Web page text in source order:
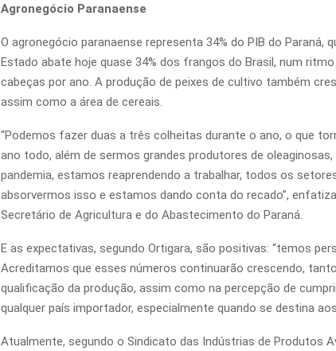
Agronegócio Paranaense
O agronegócio paranaense representa 34% do PIB do Paraná,
Estado abate hoje quase 34% dos frangos do Brasil, num
cabeças por ano. A produção de peixes de cultivo também
assim como a área de cereais.
“Podemos fazer duas a três colheitas durante o ano, o que
ano todo, além de sermos grandes produtores de
pandemia, estamos reaprendendo a trabalhar, todos os
absorvermos isso e estamos dando conta do recado”,
Secretário de Agricultura e do Abastecimento do Paraná.
E as expectativas, segundo Ortigara, são positivas: “temos
Acreditamos que esses números continuarão crescendo,
qualificação da produção, assim como na percepção de
qualquer país importador, especialmente quando se destina aos
Atualmente, segundo o Sindicato das Indústrias de Produtos